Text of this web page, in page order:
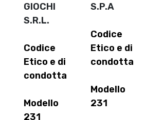
GIOCHI
S.R.L.
Codice
Etico e di
condotta
Modello
231
S.P.A
Codice
Etico e di
condotta
Modello
231